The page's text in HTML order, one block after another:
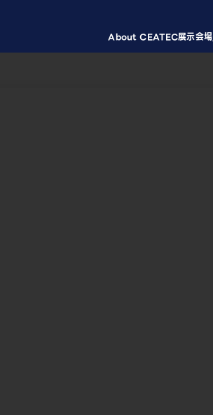
About CEATEC展示会